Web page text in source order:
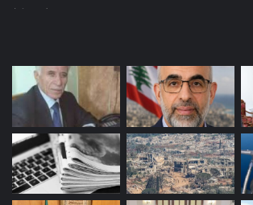
(1٬039)
(3)
(16)
(12)
(168)
(1)